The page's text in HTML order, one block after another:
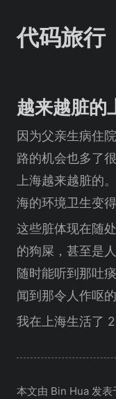
代码旅行
越来越脏的
因为父亲生病住
路的机会也多了
上海越来越脏的
海的环境卫生变得
这些脏体现在随
的狗屎，甚至是
随时能听到那吐
闻到那令人作呕
我在上海生活了
本文由 Bin Hua 发